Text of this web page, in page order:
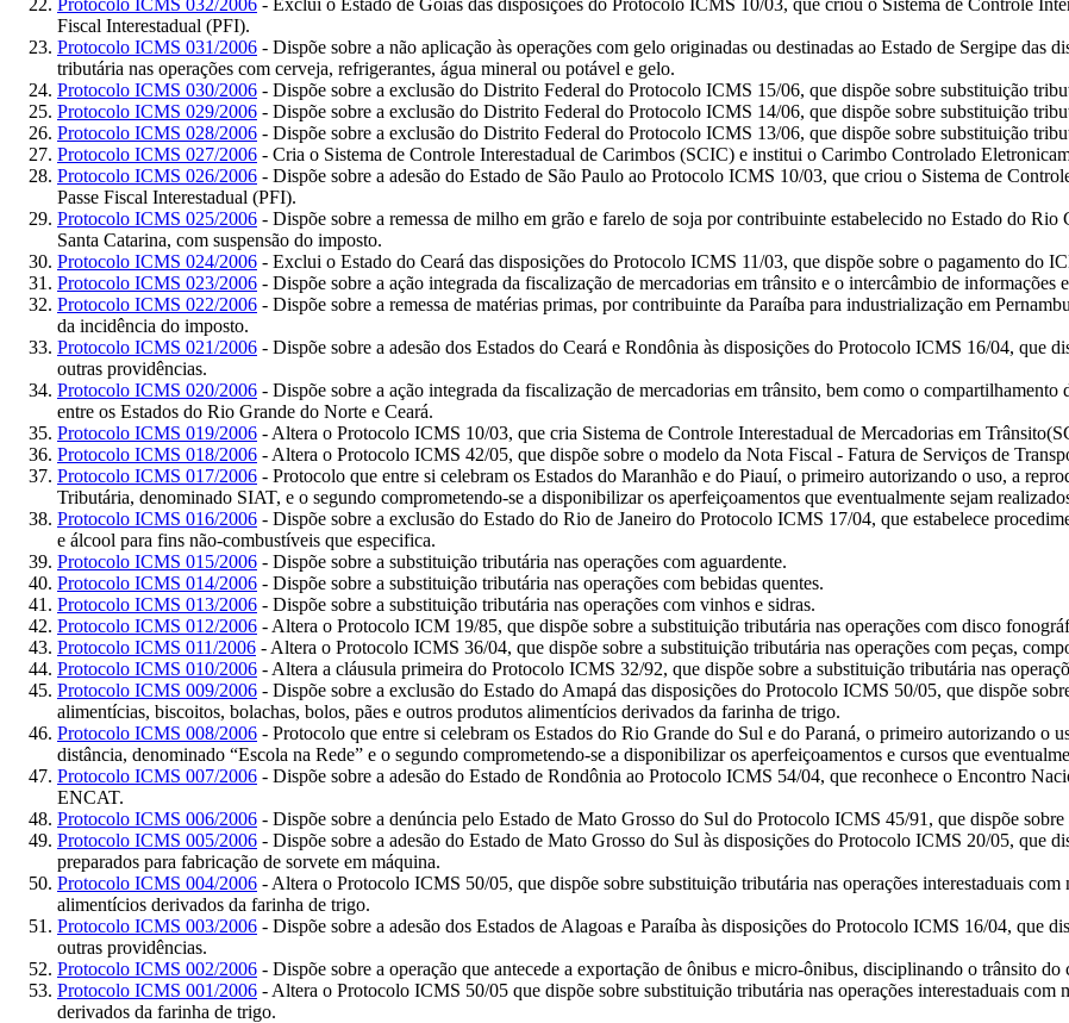
Fiscal Interestadual (PFI).
Protocolo ICMS 031/2006 - Dispõe sobre a não aplicação às operações com gelo originadas ou destinadas ao Estado de Sergipe das
tributária nas operações com cerveja, refrigerantes, água mineral ou potável e gelo.
Protocolo ICMS 030/2006 - Dispõe sobre a exclusão do Distrito Federal do Protocolo ICMS 15/06, que dispõe sobre substituição
Protocolo ICMS 029/2006 - Dispõe sobre a exclusão do Distrito Federal do Protocolo ICMS 14/06, que dispõe sobre substituição
Protocolo ICMS 028/2006 - Dispõe sobre a exclusão do Distrito Federal do Protocolo ICMS 13/06, que dispõe sobre substituição
Protocolo ICMS 027/2006 - Cria o Sistema de Controle Interestadual de Carimbos (SCIC) e institui o Carimbo Controlado
Protocolo ICMS 026/2006 - Dispõe sobre a adesão do Estado de São Paulo ao Protocolo ICMS 10/03, que criou o Sistema de
Passe Fiscal Interestadual (PFI).
Protocolo ICMS 025/2006 - Dispõe sobre a remessa de milho em grão e farelo de soja por contribuinte estabelecido no Estado do
Santa Catarina, com suspensão do imposto.
Protocolo ICMS 024/2006 - Exclui o Estado do Ceará das disposições do Protocolo ICMS 11/03, que dispõe sobre o pagamento do
Protocolo ICMS 023/2006 - Dispõe sobre a ação integrada da fiscalização de mercadorias em trânsito e o intercâmbio de informações
Protocolo ICMS 022/2006 - Dispõe sobre a remessa de matérias primas, por contribuinte da Paraíba para industrialização em
da incidência do imposto.
Protocolo ICMS 021/2006 - Dispõe sobre a adesão dos Estados do Ceará e Rondônia às disposições do Protocolo ICMS 16/04, que
outras providências.
Protocolo ICMS 020/2006 - Dispõe sobre a ação integrada da fiscalização de mercadorias em trânsito, bem como o
entre os Estados do Rio Grande do Norte e Ceará.
Protocolo ICMS 019/2006 - Altera o Protocolo ICMS 10/03, que cria Sistema de Controle Interestadual de Mercadorias em
Protocolo ICMS 018/2006 - Altera o Protocolo ICMS 42/05, que dispõe sobre o modelo da Nota Fiscal - Fatura de Serviços de
Protocolo ICMS 017/2006 - Protocolo que entre si celebram os Estados do Maranhão e do Piauí, o primeiro autorizando o uso, a
Tributária, denominado SIAT, e o segundo comprometendo-se a disponibilizar os aperfeiçoamentos que eventualmente sejam
Protocolo ICMS 016/2006 - Dispõe sobre a exclusão do Estado do Rio de Janeiro do Protocolo ICMS 17/04, que estabelece
e álcool para fins não-combustíveis que especifica.
Protocolo ICMS 015/2006 - Dispõe sobre a substituição tributária nas operações com aguardente.
Protocolo ICMS 014/2006 - Dispõe sobre a substituição tributária nas operações com bebidas quentes.
Protocolo ICMS 013/2006 - Dispõe sobre a substituição tributária nas operações com vinhos e sidras.
Protocolo ICMS 012/2006 - Altera o Protocolo ICM 19/85, que dispõe sobre a substituição tributária nas operações com disco
Protocolo ICMS 011/2006 - Altera o Protocolo ICMS 36/04, que dispõe sobre a substituição tributária nas operações com peças,
Protocolo ICMS 010/2006 - Altera a cláusula primeira do Protocolo ICMS 32/92, que dispõe sobre a substituição tributária nas
Protocolo ICMS 009/2006 - Dispõe sobre a exclusão do Estado do Amapá das disposições do Protocolo ICMS 50/05, que dispõe
alimentícias, biscoitos, bolachas, bolos, pães e outros produtos alimentícios derivados da farinha de trigo.
Protocolo ICMS 008/2006 - Protocolo que entre si celebram os Estados do Rio Grande do Sul e do Paraná, o primeiro autorizando o
distância, denominado “Escola na Rede” e o segundo comprometendo-se a disponibilizar os aperfeiçoamentos e cursos que
Protocolo ICMS 007/2006 - Dispõe sobre a adesão do Estado de Rondônia ao Protocolo ICMS 54/04, que reconhece o Encontro
ENCAT.
Protocolo ICMS 006/2006 - Dispõe sobre a denúncia pelo Estado de Mato Grosso do Sul do Protocolo ICMS 45/91, que dispõe
Protocolo ICMS 005/2006 - Dispõe sobre a adesão do Estado de Mato Grosso do Sul às disposições do Protocolo ICMS 20/05, que
preparados para fabricação de sorvete em máquina.
Protocolo ICMS 004/2006 - Altera o Protocolo ICMS 50/05, que dispõe sobre substituição tributária nas operações interestaduais
alimentícios derivados da farinha de trigo.
Protocolo ICMS 003/2006 - Dispõe sobre a adesão dos Estados de Alagoas e Paraíba às disposições do Protocolo ICMS 16/04, que
outras providências.
Protocolo ICMS 002/2006 - Dispõe sobre a operação que antecede a exportação de ônibus e micro-ônibus, disciplinando o trânsito do
Protocolo ICMS 001/2006 - Altera o Protocolo ICMS 50/05 que dispõe sobre substituição tributária nas operações interestaduais com
derivados da farinha de trigo.